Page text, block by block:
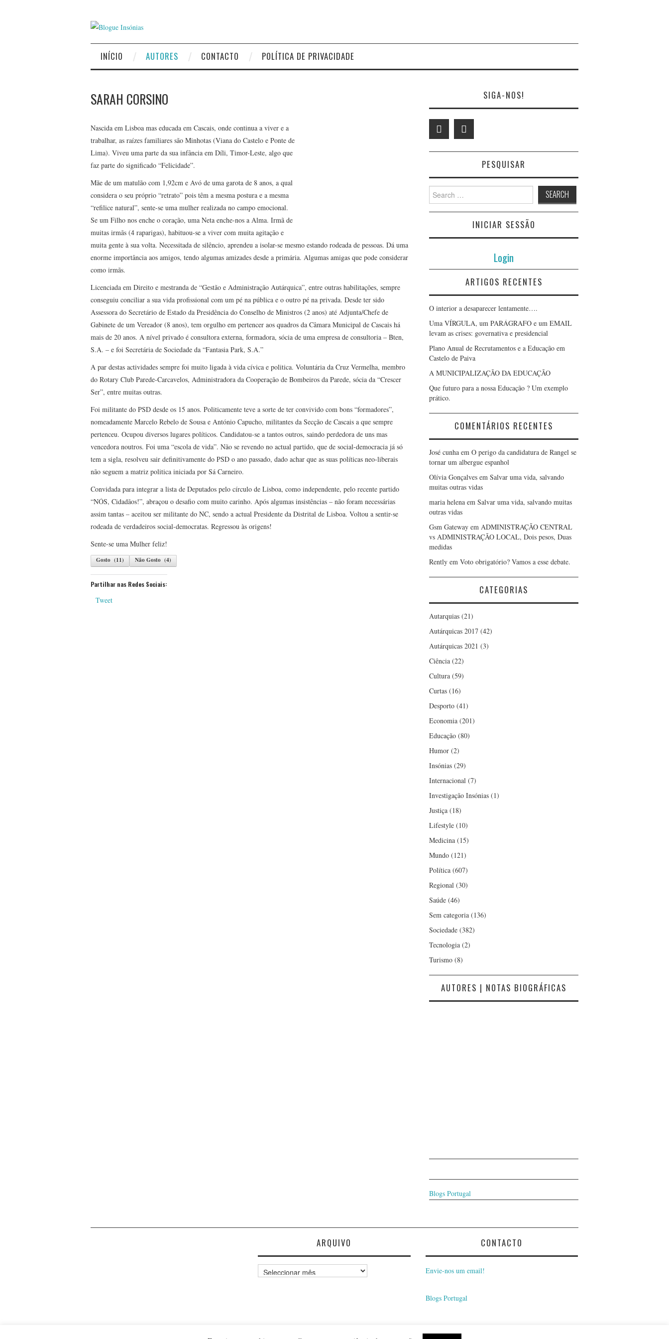
INÍCIO AUTORES CONTACTO POLÍTICA DE PRIVACIDADE
SARAH CORSINO
Nascida em Lisboa mas educada em Cascais, onde continua a viver e a
trabalhar, as raízes familiares são Minhotas (Viana do Castelo e Ponte de
Lima). Viveu uma parte da sua infância em Díli, Timor-Leste, algo que
faz parte do significado “Felicidade”.
Mãe de um matulão com 1,92cm e Avó de uma garota de 8 anos, a qual
considera o seu próprio “retrato” pois têm a mesma postura e a mesma
“refilice natural”, sente-se uma mulher realizada no campo emocional.
Se um Filho nos enche o coração, uma Neta enche-nos a Alma. Irmã de
muitas irmãs (4 raparigas), habituou-se a viver com muita agitação e
muita gente à sua volta. Necessitada de silêncio, aprendeu a isolar-se mesmo estando rodeada de pessoas. Dá uma
enorme importância aos amigos, tendo algumas amizades desde a primária. Algumas amigas que pode considerar
como irmãs.
Licenciada em Direito e mestranda de “Gestão e Administração Autárquica”, entre outras habilitações, sempre
conseguiu conciliar a sua vida profissional com um pé na pública e o outro pé na privada. Desde ter sido
Assessora do Secretário de Estado da Presidência do Conselho de Ministros (2 anos) até Adjunta/Chefe de
Gabinete de um Vereador (8 anos), tem orgulho em pertencer aos quadros da Câmara Municipal de Cascais há
mais de 20 anos. A nível privado é consultora externa, formadora, sócia de uma empresa de consultoria – Bten,
S.A. – e foi Secretária de Sociedade da “Fantasia Park, S.A.”
A par destas actividades sempre foi muito ligada à vida cívica e politica. Voluntária da Cruz Vermelha, membro
do Rotary Club Parede-Carcavelos, Administradora da Cooperação de Bombeiros da Parede, sócia da “Crescer
Ser”, entre muitas outras.
Foi militante do PSD desde os 15 anos. Politicamente teve a sorte de ter convivido com bons “formadores”,
nomeadamente Marcelo Rebelo de Sousa e António Capucho, militantes da Secção de Cascais a que sempre
pertenceu. Ocupou diversos lugares políticos. Candidatou-se a tantos outros, saindo perdedora de uns mas
vencedora noutros. Foi uma “escola de vida”. Não se revendo no actual partido, que de social-democracia já só
tem a sigla, resolveu sair definitivamente do PSD o ano passado, dado achar que as suas políticas neo-liberais
não seguem a matriz politica iniciada por Sá Carneiro.
Convidada para integrar a lista de Deputados pelo círculo de Lisboa, como independente, pelo recente partido
“NÓS, Cidadãos!”, abraçou o desafio com muito carinho. Após algumas insistências – não foram necessárias
assim tantas – aceitou ser militante do NC, sendo a actual Presidente da Distrital de Lisboa. Voltou a sentir-se
rodeada de verdadeiros social-democratas. Regressou às origens!
Sente-se uma Mulher feliz!
Gosto (11) Não Gosto (4)
Partilhar nas Redes Sociais:
Tweet
SIGA-NOS!
PESQUISAR
Search
for:
INICIAR SESSÃO
Login
ARTIGOS RECENTES
O interior a desaparecer lentamente….
Uma VÍRGULA, um PARÁGRAFO e um EMAIL
levam as crises: governativa e presidencial
Plano Anual de Recrutamentos e a Educação em
Castelo de Paiva
A MUNICIPALIZAÇÃO DA EDUCAÇÃO
Que futuro para a nossa Educação ? Um exemplo
prático.
COMENTÁRIOS RECENTES
José cunha em O perigo da candidatura de Rangel se
tornar um albergue espanhol
Olívia Gonçalves em Salvar uma vida, salvando
muitas outras vidas
maria helena em Salvar uma vida, salvando muitas
outras vidas
Gsm Gateway em ADMINISTRAÇÃO CENTRAL
vs ADMINISTRAÇÃO LOCAL, Dois pesos, Duas
medidas
Rently em Voto obrigatório? Vamos a esse debate.
CATEGORIAS
Autarquias (21)
Autárquicas 2017 (42)
Autárquicas 2021 (3)
Ciência (22)
Cultura (59)
Curtas (16)
Desporto (41)
Economia (201)
Educação (80)
Humor (2)
Insónias (29)
Internacional (7)
Investigação Insónias (1)
Justiça (18)
Lifestyle (10)
Medicina (15)
Mundo (121)
Política (607)
Regional (30)
Saúde (46)
Sem categoria (136)
Sociedade (382)
Tecnologia (2)
Turismo (8)
AUTORES | NOTAS BIOGRÁFICAS
Blogs Portugal
ARQUIVO
Arquivo
CONTACTO
Envie-nos um email!
Blogs Portugal